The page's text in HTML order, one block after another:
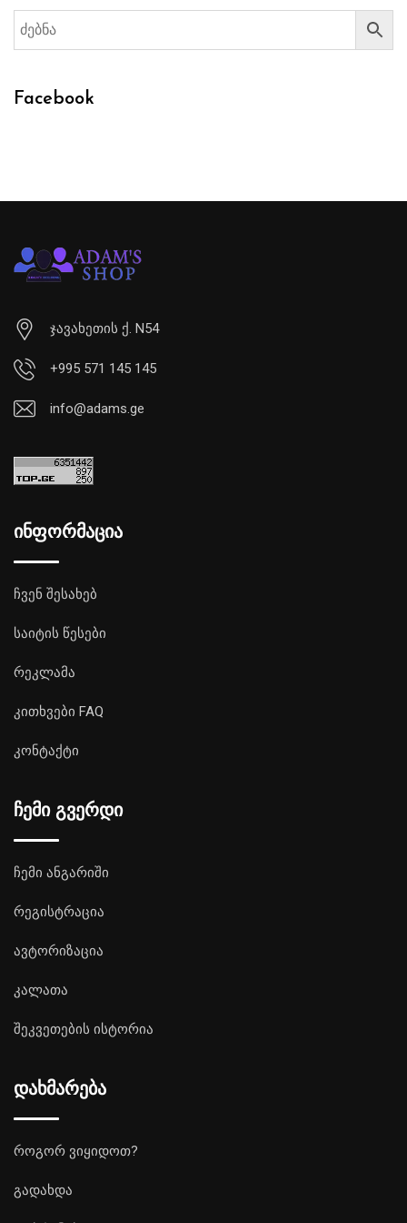
Facebook
ჯავახეთის ქ. N54
+995 571 145 145
info@adams.ge
ინფორმაცია
ჩვენ შესახებ
საიტის წესები
რეკლამა
კითხვები FAQ
კონტაქტი
ჩემი გვერდი
ჩემი ანგარიში
რეგისტრაცია
ავტორიზაცია
კალათა
შეკვეთების ისტორია
დახმარება
როგორ ვიყიდოთ?
გადახდა